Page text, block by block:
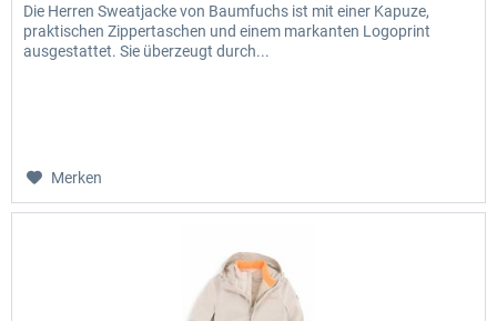
Die Herren Sweatjacke von Baumfuchs ist mit einer Kapuze,
praktischen Zippertaschen und einem markanten Logoprint
ausgestattet. Sie überzeugt durch...
Merken